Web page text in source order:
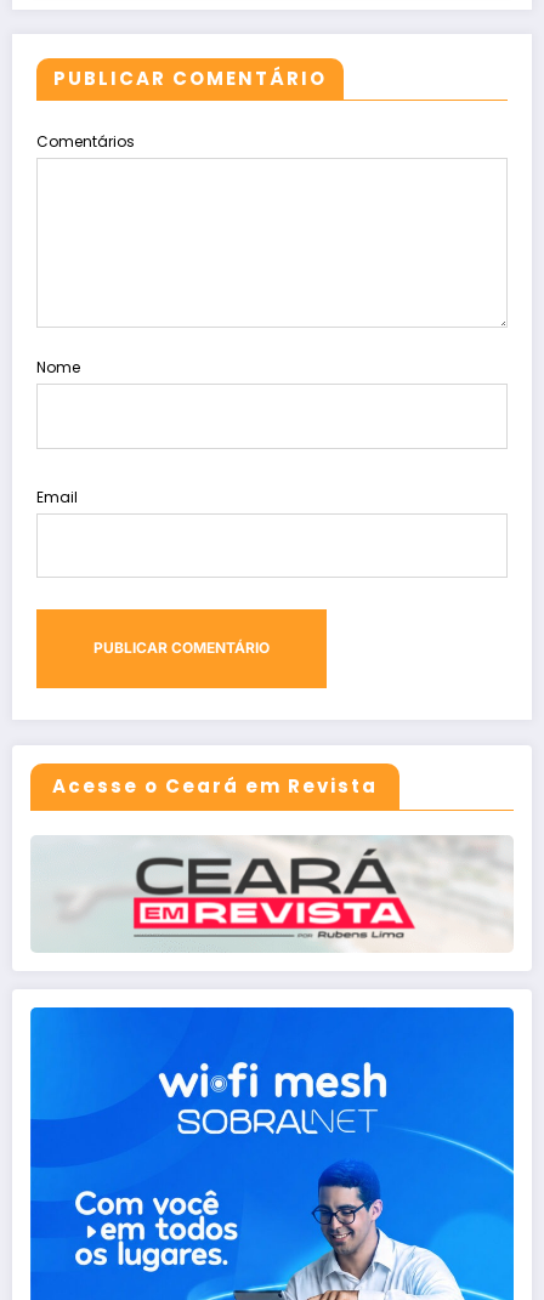
PUBLICAR COMENTÁRIO
Comentários
Nome
Email
Acesse o Ceará em Revista